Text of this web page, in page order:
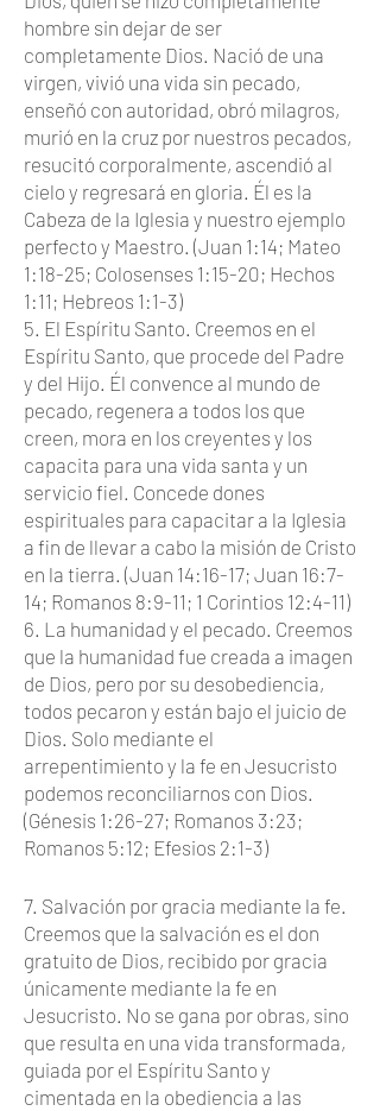
hombre sin dejar de ser
completamente Dios. Nació de una
virgen, vivió una vida sin pecado,
enseñó con autoridad, obró milagros,
murió en la cruz por nuestros pecados,
resucitó corporalmente, ascendió al
cielo y regresará en gloria. Él es la
Cabeza de la Iglesia y nuestro ejemplo
perfecto y Maestro. (Juan 1:14; Mateo
1:18-25; Colosenses 1:15-20; Hechos
1:11; Hebreos 1:1-3)
5. El Espíritu Santo. Creemos en el
Espíritu Santo, que procede del Padre
y del Hijo. Él convence al mundo de
pecado, regenera a todos los que
creen, mora en los creyentes y los
capacita para una vida santa y un
servicio fiel. Concede dones
espirituales para capacitar a la Iglesia
a fin de llevar a cabo la misión de Cristo
en la tierra. (Juan 14:16-17; Juan 16:7-
14; Romanos 8:9-11; 1 Corintios 12:4-11)
6. La humanidad y el pecado. Creemos
que la humanidad fue creada a imagen
de Dios, pero por su desobediencia,
todos pecaron y están bajo el juicio de
Dios. Solo mediante el
arrepentimiento y la fe en Jesucristo
podemos reconciliarnos con Dios.
(Génesis 1:26-27; Romanos 3:23;
Romanos 5:12; Efesios 2:1-3)
7. Salvación por gracia mediante la fe.
Creemos que la salvación es el don
gratuito de Dios, recibido por gracia
únicamente mediante la fe en
Jesucristo. No se gana por obras, sino
que resulta en una vida transformada,
guiada por el Espíritu Santo y
cimentada en la obediencia a las